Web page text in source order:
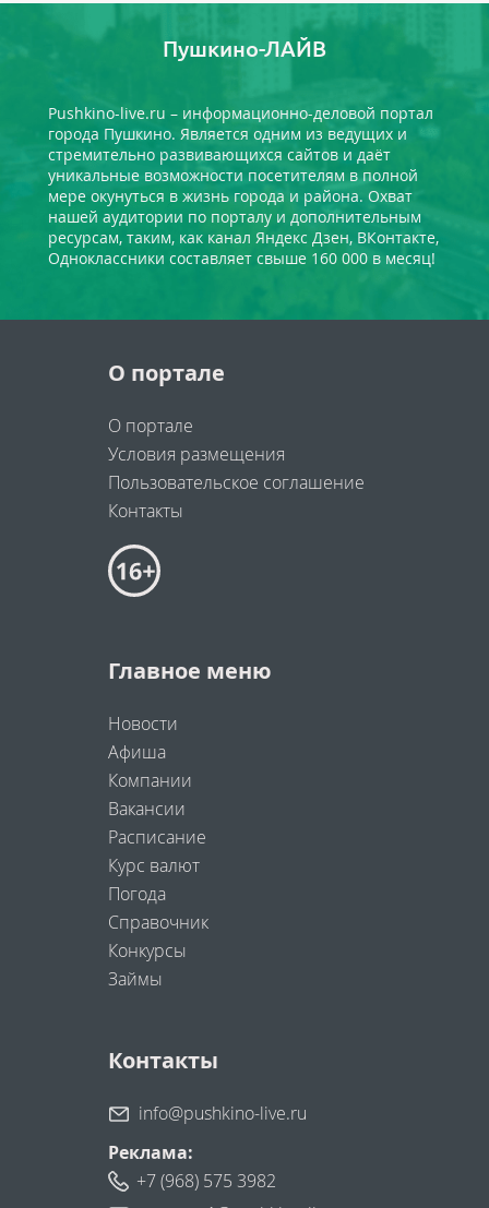
Пушкино-ЛАЙВ
Pushkino-live.ru – информационно-деловой портал
города Пушкино. Является одним из ведущих и
стремительно развивающихся сайтов и даёт
уникальные возможности посетителям в полной
мере окунуться в жизнь города и района. Охват
нашей аудитории по порталу и дополнительным
ресурсам, таким, как канал Яндекс Дзен, ВКонтакте,
Одноклассники составляет свыше 160 000 в месяц!
О портале
О портале
Условия размещения
Пользовательское соглашение
Контакты
Главное меню
Новости
Афиша
Компании
Вакансии
Расписание
Курс валют
Погода
Справочник
Конкурсы
Займы
Контакты
info@pushkino-live.ru
Реклама:
+7 (968) 575 3982